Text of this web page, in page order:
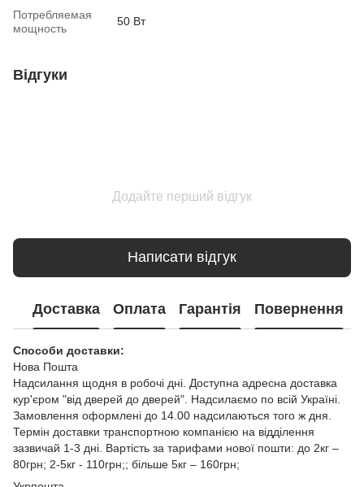
Потребляемая
мощность
50 Вт
Відгуки
Додайте перший відгук
Написати відгук
Доставка Оплата Гарантія Повернення
Способи доставки:
Нова Пошта
Надсилання щодня в робочі дні. Доступна адресна доставка
кур'єром "від дверей до дверей". Надсилаємо по всій Україні.
Замовлення оформлені до 14.00 надсилаються того ж дня.
Термін доставки транспортною компанією на відділення
зазвичай 1-3 дні. Вартість за тарифами нової пошти: до 2кг –
80грн; 2-5кг - 110грн;; більше 5кг – 160грн;